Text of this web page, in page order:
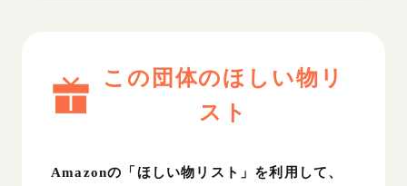
この団体のほしい物リ
スト
Amazonの「ほしい物リスト」を利用して、